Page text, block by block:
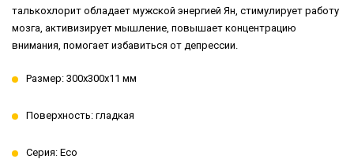
талькохлорит обладает мужской энергией Ян, стимулирует работу
мозга, активизирует мышление, повышает концентрацию
внимания, помогает избавиться от депрессии.
Размер: 300x300x11 мм
Поверхность: гладкая
Серия: Eco